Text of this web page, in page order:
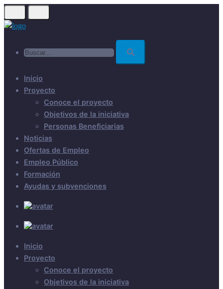
Skip
to
Inicio
Proyecto
Conoce el proyecto
Objetivos de la iniciativa
Personas Beneficiarias
Noticias
Ofertas de Empleo
Empleo Público
Formación
Ayudas y subvenciones
Inicio
Proyecto
Conoce el proyecto
Objetivos de la iniciativa